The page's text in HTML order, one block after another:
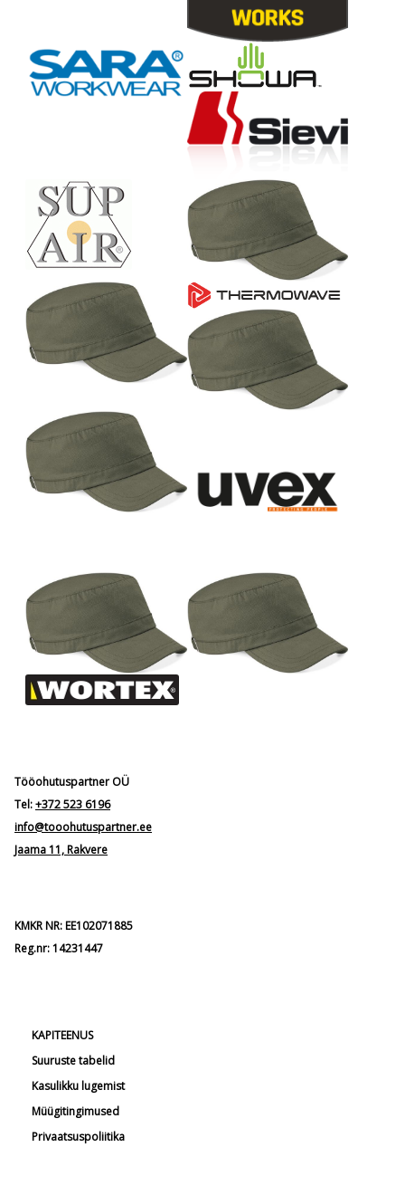
Tööohutuspartner OÜ
Tel:+372 523 6196
info@tooohutuspartner.ee
Jaama 11, Rakvere
KMKR NR: EE102071885
Reg.nr: 14231447
KAPITEENUS
Suuruste tabelid
Kasulikku lugemist
Müügitingimused
Privaatsuspoliitika